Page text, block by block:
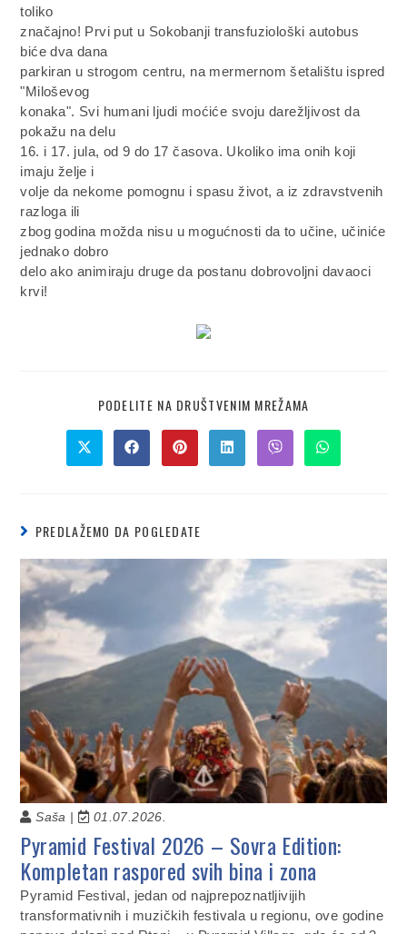
toliko
značajno! Prvi put u Sokobanji transfuziološki autobus
biće dva dana
parkiran u strogom centru, na mermernom šetalištu ispred
"Miloševog
konaka". Svi humani ljudi moćiće svoju darežljivost da
pokažu na delu
16. i 17. jula, od 9 do 17 časova. Ukoliko ima onih koji
imaju želje i
volje da nekome pomognu i spasu život, a iz zdravstvenih
razloga ili
zbog godina možda nisu u mogućnosti da to učine, učiniće
jednako dobro
delo ako animiraju druge da postanu dobrovoljni davaoci
krvi!
PODELITE NA DRUŠTVENIM MREŽAMA
PREDLAŽEMO DA POGLEDATE
Saša | 01.07.2026.
Pyramid Festival 2026 – Sovra Edition:
Kompletan raspored svih bina i zona
Pyramid Festival, jedan od najprepoznatljivijih
transformativnih i muzičkih festivala u regionu, ove godine